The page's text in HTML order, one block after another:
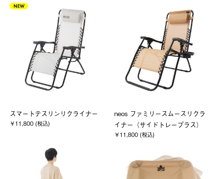
NEW
スマートテスリンリクライナー
￥11,800 (税込)
neos ファミリースムースリクラ
イナー（サイドトレープラス）
￥11,800 (税込)